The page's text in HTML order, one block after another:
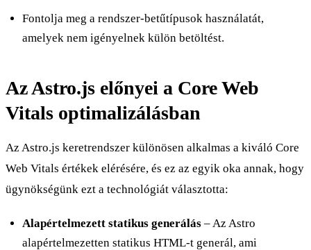
Fontolja meg a rendszer-betűtípusok használatát,
amelyek nem igényelnek külön betöltést.
Az Astro.js előnyei a Core Web
Vitals optimalizálásban
Az Astro.js keretrendszer különösen alkalmas a kiváló Core
Web Vitals értékek elérésére, és ez az egyik oka annak, hogy
ügynökségünk ezt a technológiát választotta:
Alapértelmezett statikus generálás – Az Astro
alapértelmezetten statikus HTML-t generál, ami